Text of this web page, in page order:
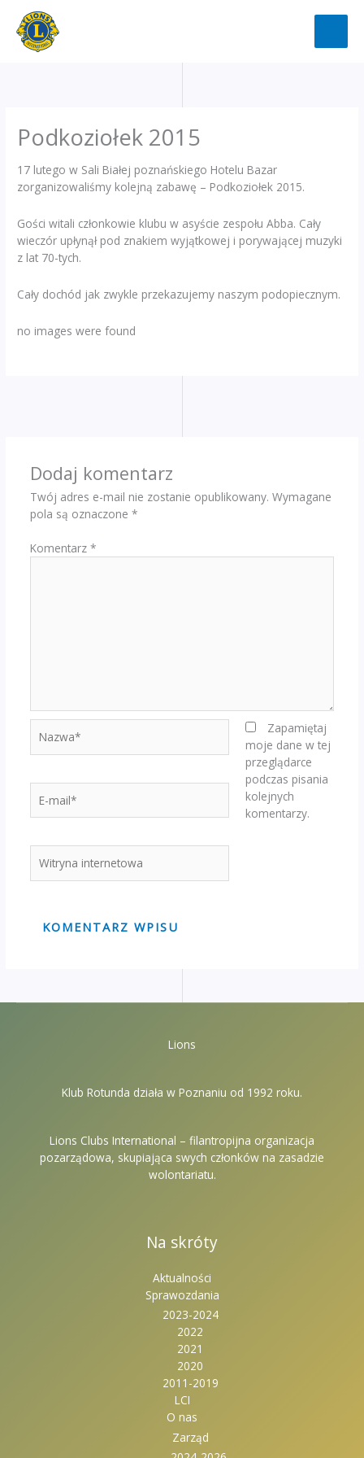
Przejdź
treści
Podkoziołek 2015
17 lutego w Sali Białej poznańskiego Hotelu Bazar
zorganizowaliśmy kolejną zabawę – Podkoziołek 2015.
Gości witali członkowie klubu w asyście zespołu Abba. Cały
wieczór upłynął pod znakiem wyjątkowej i porywającej muzyki
z lat 70-tych.
Cały dochód jak zwykle przekazujemy naszym podopiecznym.
no images were found
Dodaj komentarz
Twój adres e-mail nie zostanie opublikowany. Wymagane
pola są oznaczone *
Komentarz *
mail*
internetowa
Zapamiętaj
moje dane w tej
przeglądarce
podczas pisania
kolejnych
komentarzy.
Lions
Klub Rotunda działa w Poznaniu od 1992 roku.
Lions Clubs International – filantropijna organizacja
pozarządowa, skupiająca swych członków na zasadzie
wolontariatu.
Na skróty
Aktualności
Sprawozdania
2023-2024
2022
2021
2020
2011-2019
LCI
O nas
Zarząd